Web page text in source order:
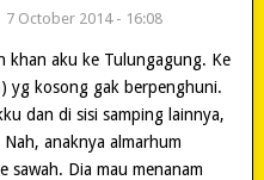
7 October 2014 - 16:08
khan aku ke Tulungagung. Ke
yg kosong gak berpenghuni.
dan di sisi samping lainnya,
anaknya almarhum
sawah. Dia mau menanam